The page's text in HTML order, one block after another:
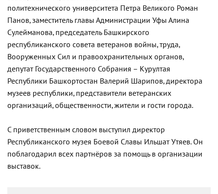
политехнического университета Петра Великого Роман
Панов, заместитель главы Администрации Уфы Алина
Сулейманова, председатель Башкирского
республиканского совета ветеранов войны, труда,
Вооруженных Сил и правоохранительных органов,
депутат Государственного Собрания – Курултая
Республики Башкортостан Валерий Шарипов, директора
музеев республики, представители ветеранских
организаций, общественности, жители и гости города.
С приветственным словом выступил директор
Республиканского музея Боевой Славы Ильшат Утяев. Он
поблагодарил всех партнёров за помощь в организации
выставок.